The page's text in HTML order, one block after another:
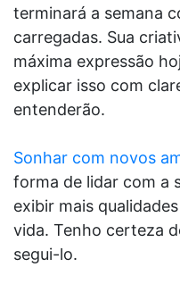
terminará a semana
carregadas. Sua
máxima expressão
explicar isso com
entenderão.
Sonhar com novos
forma de lidar com a
exibir mais
vida. Tenho certeza
segui-lo.